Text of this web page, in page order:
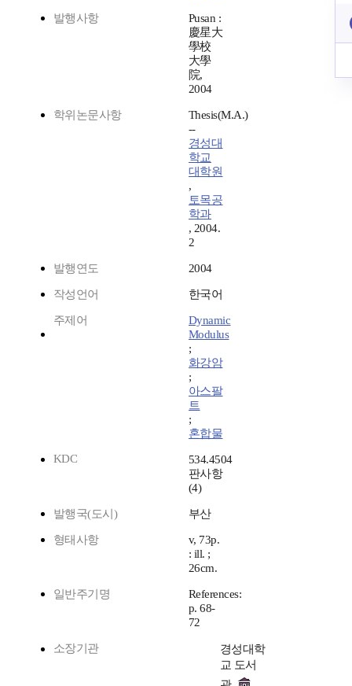
발행사항
Pusan :
慶星大
學校
大學
院,
2004
학위논문사항
Thesis(M.A.)
--
경성대
학교
대학원
,
토목공
학과
, 2004.
2
발행연도 2004
작성언어 한국어
주제어
Dynamic
Modulus
;
화강암
;
아스팔
트
;
혼합물
KDC
534.4504
판사항
(4)
발행국(도시) 부산
형태사항
v, 73p.
: ill. ;
26cm.
일반주기명
References:
p. 68-
72
소장기관
경성대학
교 도서